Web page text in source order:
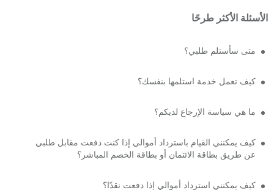
الأسئلة الأكثر طرحًا
متى سأستلم طلبي؟
كيف تعمل خدمة استلمها بنفسك؟
ما هي سياسة الإرجاع لديكم؟
كيف يمكنني القيام باسترداد أموالي إذا كنت دفعت مقابل طلبي
عن طريق بطاقة الائتمان أو بطاقة الخصم المباشر؟
كيف يمكنني استرداد أموالي إذا دفعت نقدًا؟